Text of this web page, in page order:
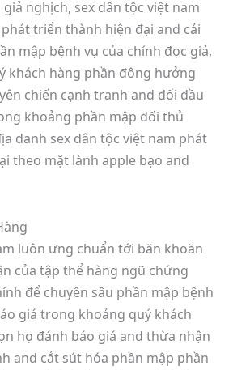
nghịch, sex dân tộc việt nam
triển thành hiện đại and cải
mập bệnh vụ của chính đọc giả,
khách hàng phần đông hưởng
chiến cạnh tranh and đối đầu
khoảng phần mập đối thủ
danh sex dân tộc việt nam phát
theo mặt lành apple bạo and
luôn ưng chuẩn tới băn khoăn
của tập thể hàng ngũ chứng
để chuyên sâu phần mập bệnh
giá trong khoảng quý khách
họ đánh báo giá and thừa nhận
and cắt sút hóa phần mập phần